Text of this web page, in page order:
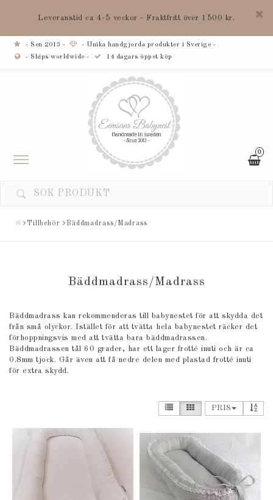
Leveranstid ca 4-5 veckor - Fraktfritt över 1500 kr.
- Sen 2013 -
- Unika handgjorda produkter i Sverige -
- Ships worldwide -
14 dagars öppet köp
0
Toggle
navigation
Tillbehör Bäddmadrass/Madrass
Bäddmadrass/Madrass
Bäddmadrass kan rekommenderas till babynestet för att skydda det
från små olyckor. Istället för att tvätta hela babynestet räcker det
förhoppningsvis med att tvätta bara bäddmadrassen.
Bäddmadrassen tål 60 grader, har ett lager frotté inuti och är ca
0.8mm tjock. Går även att få nedre delen med plastad frotté inuti
för extra skydd.
PRIS